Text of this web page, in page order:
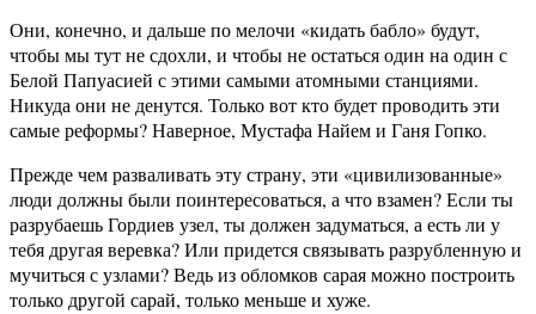
Они, конечно, и дальше по мелочи «кидать бабло» будут,
чтобы мы тут не сдохли, и чтобы не остаться один на один с
Белой Папуасией с этими самыми атомными станциями.
Никуда они не денутся. Только вот кто будет проводить эти
самые реформы? Наверное, Мустафа Найем и Ганя Гопко.
Прежде чем разваливать эту страну, эти «цивилизованные»
люди должны были поинтересоваться, а что взамен? Если ты
разрубаешь Гордиев узел, ты должен задуматься, а есть ли у
тебя другая веревка? Или придется связывать разрубленную и
мучиться с узлами? Ведь из обломков сарая можно построить
только другой сарай, только меньше и хуже.